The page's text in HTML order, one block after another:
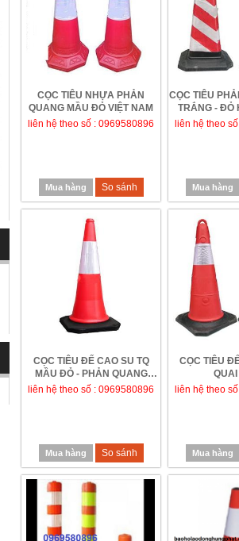
CỌC TIÊU NHỰA PHẢN
QUANG MẦU ĐỎ VIỆT NAM
liên hệ theo số : 0969580896
Mua hàng So sánh
CỌC TIÊU
TRẮNG - ĐỎ
liên hệ theo
Mua hàng
CỌC TIÊU ĐẾ CAO SU TQ
MẦU ĐỎ - PHẢN QUANG
TRẮNG, KHÔNG CÓ QUA...
liên hệ theo số : 0969580896
Mua hàng So sánh
CỌC TIÊU
QUAI
liên hệ theo
Mua hàng